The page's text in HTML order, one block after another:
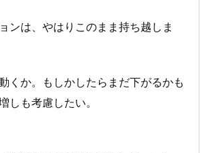
ンは、やはりこのまま持ち越しま
くか。もしかしたらまだ下がるかも
しも考慮したい。